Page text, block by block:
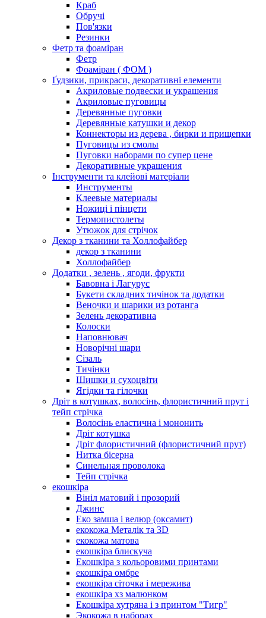
Краб
Обручі
Пов'язки
Резинки
Фетр та фоаміран
Фетр
Фоаміран ( ФОМ )
Ґудзики, прикраси, декоративні елементи
Акриловые подвески и украшения
Акриловые пуговицы
Деревянные пуговки
Деревянные катушки и декор
Коннекторы из дерева , бирки и прищепки
Пуговицы из смолы
Пуговки наборами по супер цене
Декоративные украшения
Інструменти та клейові матеріали
Инструменты
Клеевые материалы
Ножиці і пінцети
Термопистолеты
Утюжок для стрічок
Декор з тканини та Холлофайбер
декор з тканини
Холлофайбер
Додатки , зелень , ягоди, фрукти
Бавовна і Лагурус
Букети складних тичінок та додатки
Веночки и шарики из ротанга
Зелень декоративна
Колоски
Наповнювач
Новорічні шари
Сізаль
Тичінки
Шишки и сухоцвіти
Ягідки та гілочки
Дріт в котушках, волосінь, флористичний прут і
тейп стрічка
Волосінь еластична і мононить
Дріт котушка
Дріт флористичний (флористичний прут)
Нитка бісерна
Синельная проволока
Тейп стрічка
екошкіра
Вініл матовий і прозорий
Джинс
Еко замша і велюр (оксамит)
екокожа Металік та 3D
екокожа матова
екошкіра блискуча
Екошкіра з кольоровими принтами
екошкіра омбре
екошкіра сіточка і мережива
екошкіра хз малюнком
Екошкіра хутряна і з принтом "Тигр"
Экокожа в наборах